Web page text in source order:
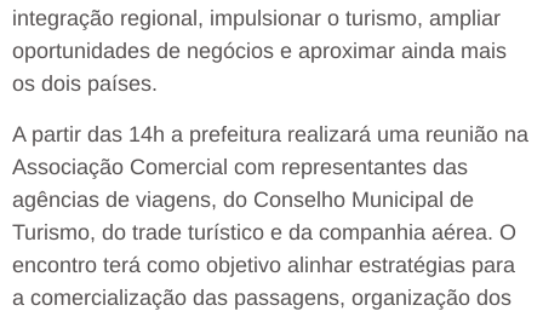
integração regional, impulsionar o turismo, ampliar
oportunidades de negócios e aproximar ainda mais
os dois países.
A partir das 14h a prefeitura realizará uma reunião na
Associação Comercial com representantes das
agências de viagens, do Conselho Municipal de
Turismo, do trade turístico e da companhia aérea. O
encontro terá como objetivo alinhar estratégias para
a comercialização das passagens, organização dos